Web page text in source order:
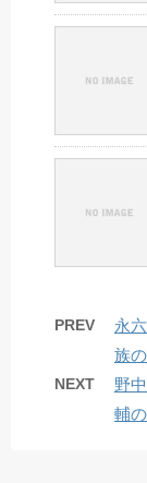
PREV
永
族
NEXT
野
輔